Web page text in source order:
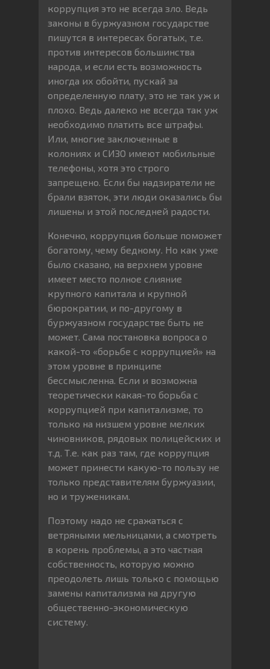
коррупция это не всегда зло. Ведь
законы в буржуазном государстве
пишутся в интересах богатых, т.е.
против интересов большинства
народа, и если есть возможность
иногда их обойти, пускай за
определенную плату, это не так уж и
плохо. Ведь далеко не всегда так уж
необходимо платить все штрафы.
Или, многие заключенные в
колониях и СИЗО имеют мобильные
телефоны, хотя это строго
запрещено. Если бы надзиратели не
брали взяток, эти люди оказались бы
лишены и этой последней радости.
Конечно, коррупция больше поможет
богатому, чему бедному. Но как уже
было сказано, на верхнем уровне
имеет место полное слияние
крупного капитала и крупной
бюрократии, и по-другому в
буржуазном государстве быть не
может. Сама постановка вопроса о
какой-то «борьбе с коррупцией» на
этом уровне в принципе
бессмысленна. Если и возможна
теоретически какая-то борьба с
коррупцией при капитализме, то
только на низшем уровне мелких
чиновников, рядовых полицейских и
т.д. Т.е. как раз там, где коррупция
может принести какую-то пользу не
только представителям буржуазии,
но и труженикам.
Поэтому надо не сражаться с
ветряными мельницами, а смотреть
в корень проблемы, а это частная
собственность, которую можно
преодолеть лишь только с помощью
замены капитализма на другую
общественно-экономическую
систему.